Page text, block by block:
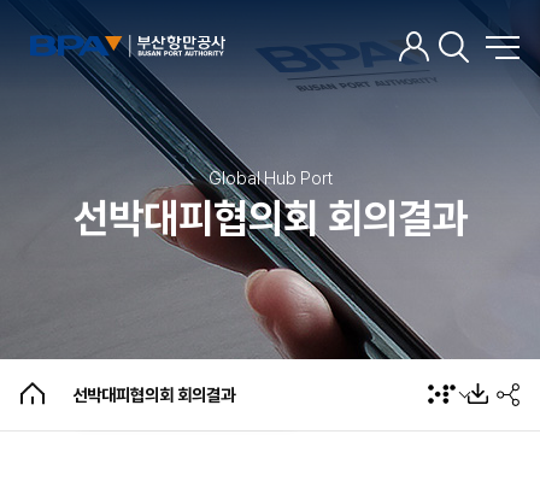
Global Hub Port
선박대피협의회 회의결과
선박대피협의회 회의결과
선박대피협의회 회의결과
팝업존